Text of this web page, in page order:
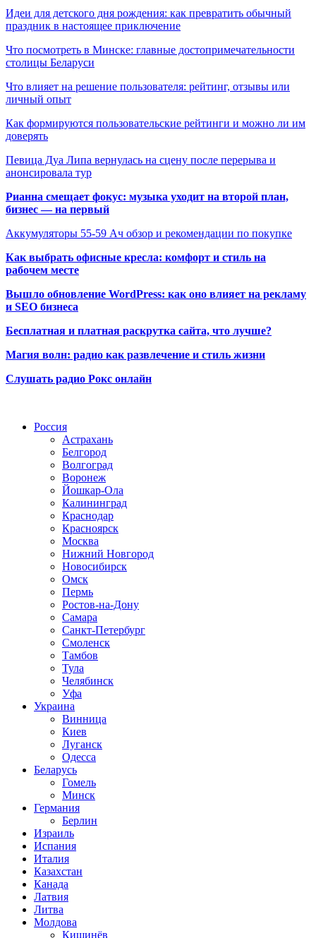
Идеи для детского дня рождения: как превратить обычный
праздник в настоящее приключение
Что посмотреть в Минске: главные достопримечательности
столицы Беларуси
Что влияет на решение пользователя: рейтинг, отзывы или
личный опыт
Как формируются пользовательские рейтинги и можно ли им
доверять
Певица Дуа Липа вернулась на сцену после перерыва и
анонсировала тур
Рианна смещает фокус: музыка уходит на второй план,
бизнес — на первый
Аккумуляторы 55-59 Ач обзор и рекомендации по покупке
Как выбрать офисные кресла: комфорт и стиль на
рабочем месте
Вышло обновление WordPress: как оно влияет на рекламу
и SEO бизнеса
Бесплатная и платная раскрутка сайта, что лучше?
Магия волн: радио как развлечение и стиль жизни
Слушать радио Рокс онлайн
Россия
Астрахань
Белгород
Волгоград
Воронеж
Йошкар-Ола
Калининград
Краснодар
Красноярск
Москва
Нижний Новгород
Новосибирск
Омск
Пермь
Ростов-на-Дону
Самара
Санкт-Петербург
Смоленск
Тамбов
Тула
Челябинск
Уфа
Украина
Винница
Киев
Луганск
Одесса
Беларусь
Гомель
Минск
Германия
Берлин
Израиль
Испания
Италия
Казахстан
Канада
Латвия
Литва
Молдова
Кишинёв